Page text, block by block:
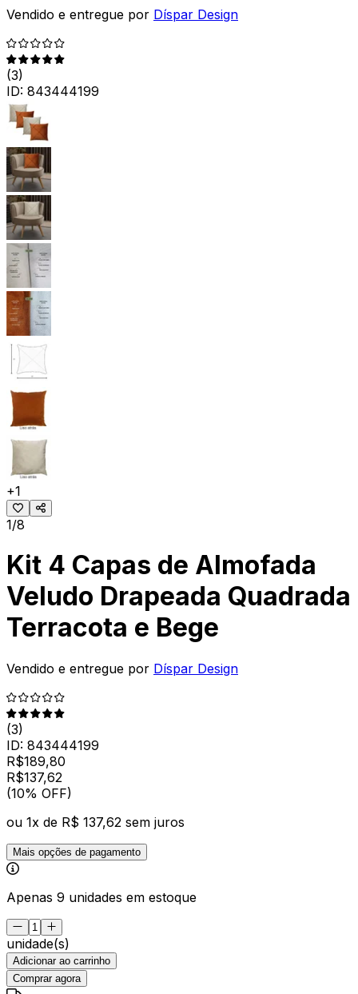
Vendido e entregue por Díspar Design
(3)
ID: 843444199
+1
1/8
Kit 4 Capas de Almofada
Veludo Drapeada Quadrada
Terracota e Bege
Vendido e entregue por Díspar Design
(3)
ID: 843444199
R$189,80
R$137,62
(10% OFF)
ou 1x de R$ 137,62 sem juros
Mais opções de pagamento
Apenas 9 unidades em estoque
unidade(s)
Adicionar ao carrinho
Comprar agora